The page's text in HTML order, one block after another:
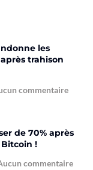
les
trahison
commentaire
de 70% après
!
commentaire